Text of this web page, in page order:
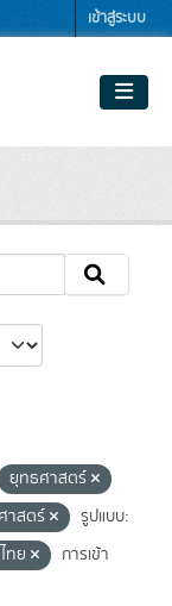
เข้าสู่ระบบ
ยุทธศาสตร์
าสตร์
รูปแบบ:
ทย
การเข้า